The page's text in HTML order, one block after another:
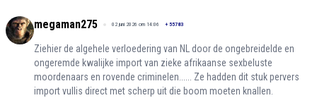
megaman275 02 juni 2026 om 14:06 + 55783
Ziehier de algehele verloedering van NL door de ongebreidelde en
ongeremde kwalijke import van zieke afrikaanse sexbeluste
moordenaars en rovende criminelen...... Ze hadden dit stuk pervers
import vullis direct met scherp uit die boom moeten knallen.